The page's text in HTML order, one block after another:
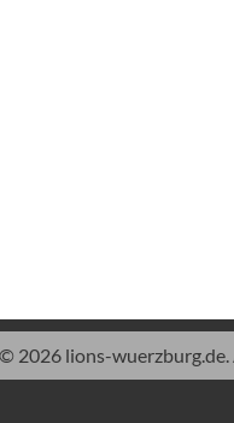
2026 lions-wuerzburg.de.